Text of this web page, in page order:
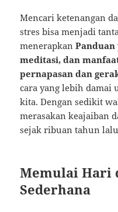
Mencari ketenangan
stres bisa menjadi
menerapkan
meditasi, dan
pernapasan dan
cara yang lebih
kita. Dengan sedikit
merasakan keajaiban
sejak ribuan tahun
Memulai Hari
Sederhana